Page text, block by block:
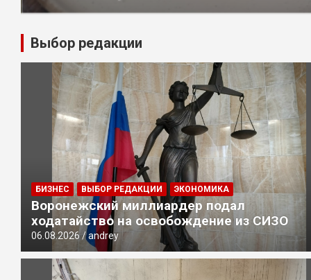
Выбор редакции
БИЗНЕС ВЫБОР РЕДАКЦИИ ЭКОНОМИКА
Воронежский миллиардер подал
ходатайство на освобождение из СИЗО
06.08.2026 andrey